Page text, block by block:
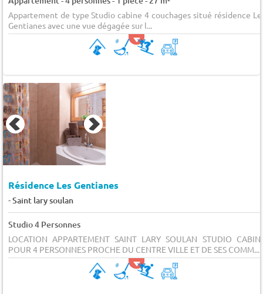
Appartement de type Studio cabine 4 couchages situé résidence
Gentianes avec une vue dégagée sur l...
Résidence Les Gentianes
-Saint lary soulan
Studio 4 Personnes
LOCATION APPARTEMENT SAINT LARY SOULAN STUDIO
POUR 4 PERSONNES PROCHE DU CENTRE VILLE ET DE SES COMM...